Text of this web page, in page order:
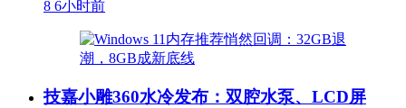
8 6小时前
技嘉小雕360水冷发布：双腔水泵、LCD屏